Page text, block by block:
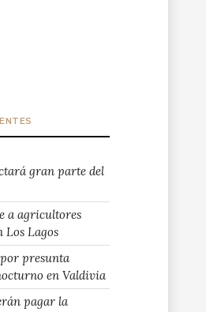
gran parte del
a agricultores
Los Lagos
presunta
en Valdivia
pagar la